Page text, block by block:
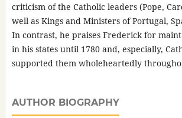
criticism of the Catholic leaders (Pope,
well as Kings and Ministers of Portugal,
In contrast, he praises Frederick for
in his states until 1780 and, especially,
supported them wholeheartedly
AUTHOR BIOGRAPHY